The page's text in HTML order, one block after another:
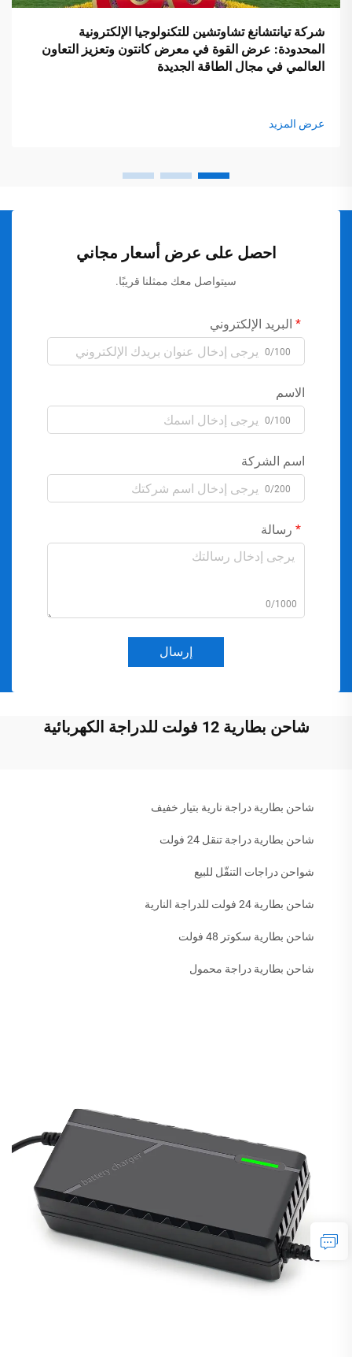
شركة تيانتشانغ تشاوتشين للتكنولوجيا الإلكترونية
المحدودة: عرض القوة في معرض كانتون وتعزيز التعاون
العالمي في مجال الطاقة الجديدة
عرض المزيد
احصل على عرض أسعار مجاني
سيتواصل معك ممثلنا قريبًا.
البريد الإلكتروني
0/100
الاسم
0/100
اسم الشركة
0/200
رسالة
0/1000
إرسال
شاحن بطارية 12 فولت للدراجة الكهربائية
شاحن بطارية دراجة نارية بتيار خفيف
شاحن بطارية دراجة تنقل 24 فولت
شواحن دراجات التنقّل للبيع
شاحن بطارية 24 فولت للدراجة النارية
شاحن بطارية سكوتر 48 فولت
شاحن بطارية دراجة محمول